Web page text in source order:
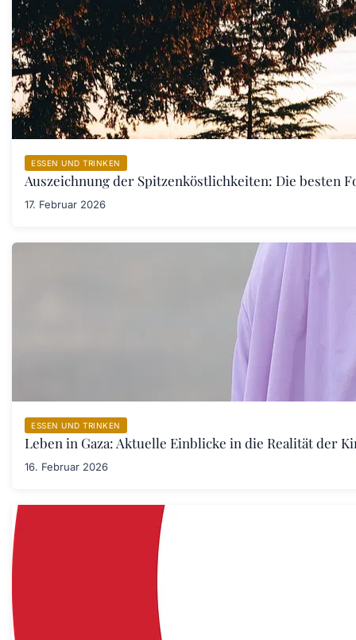
ESSEN UND TRINKEN
Auszeichnung der Spitzenköstlichkeiten: Die besten
17. Februar 2026
ESSEN UND TRINKEN
Leben in Gaza: Aktuelle Einblicke in die Realität der
16. Februar 2026